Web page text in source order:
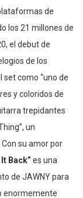
de
los 21 millones de
el debut de
de los
set como “uno de
y coloridos de
trepidantes
un
su amor por
Back” es una
de JAWNY para
enormemente